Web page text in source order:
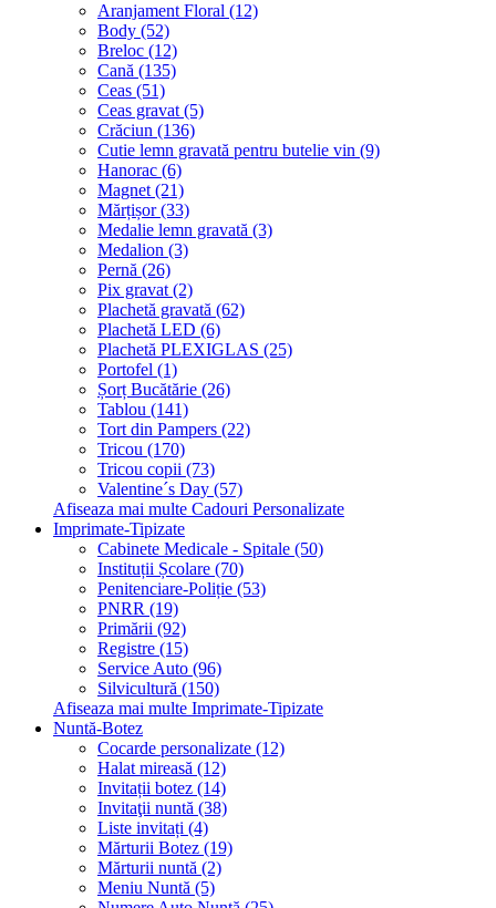
Aranjament Floral (12)
Body (52)
Breloc (12)
Cană (135)
Ceas (51)
Ceas gravat (5)
Crăciun (136)
Cutie lemn gravată pentru butelie vin (9)
Hanorac (6)
Magnet (21)
Mărțișor (33)
Medalie lemn gravată (3)
Medalion (3)
Pernă (26)
Pix gravat (2)
Plachetă gravată (62)
Plachetă LED (6)
Plachetă PLEXIGLAS (25)
Portofel (1)
Șorț Bucătărie (26)
Tablou (141)
Tort din Pampers (22)
Tricou (170)
Tricou copii (73)
Valentine´s Day (57)
Afiseaza mai multe Cadouri Personalizate
Imprimate-Tipizate
Cabinete Medicale - Spitale (50)
Instituții Școlare (70)
Penitenciare-Poliție (53)
PNRR (19)
Primării (92)
Registre (15)
Service Auto (96)
Silvicultură (150)
Afiseaza mai multe Imprimate-Tipizate
Nuntă-Botez
Cocarde personalizate (12)
Halat mireasă (12)
Invitații botez (14)
Invitaţii nuntă (38)
Liste invitați (4)
Mărturii Botez (19)
Mărturii nuntă (2)
Meniu Nuntă (5)